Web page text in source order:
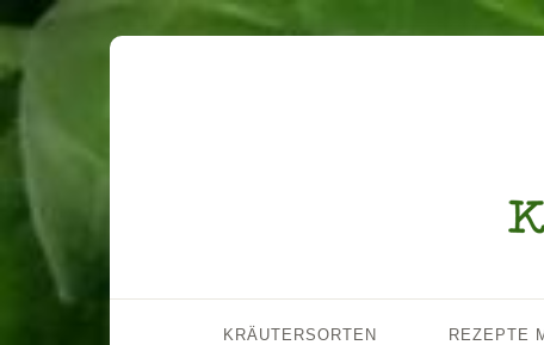
KRÄUTERSORTEN REZEPTE